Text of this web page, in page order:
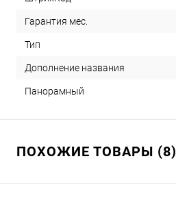
Гарантия мес.
Тип
Дополнение названия
Панорамный
ПОХОЖИЕ ТОВАРЫ (8)